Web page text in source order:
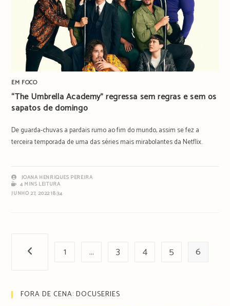
EM FOCO
“The Umbrella Academy” regressa sem regras e sem os
sapatos de domingo
De guarda-chuvas a pardais rumo ao fim do mundo, assim se fez a
terceira temporada de uma das séries mais mirabolantes da Netflix.
JOANA HENRIQUES PEREIRA
4 MINS LEITURA
JUNHO 27, 2022 18:34
Página anterior
1 … 3 4 5 6
FORA DE CENA: DOCUSERIES